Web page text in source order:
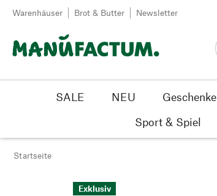
Zum Inhalt springen
Warenhäuser Brot & Butter Newsletter
SALE NEU Geschenke
Sport & Spiel
Startseite
Exklusiv